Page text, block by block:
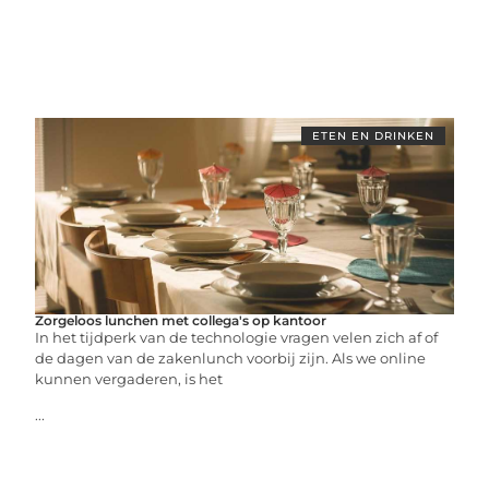
ETEN EN DRINKEN
Zorgeloos lunchen met collega's op kantoor
In het tijdperk van de technologie vragen velen zich af of
de dagen van de zakenlunch voorbij zijn. Als we online
kunnen vergaderen, is het
...